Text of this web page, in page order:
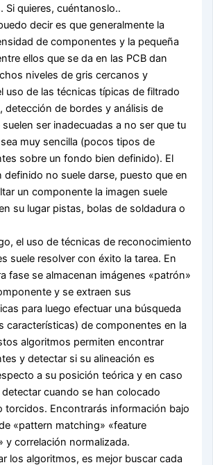
Si quieres, cuéntanoslo..
decir es que generalmente la
de componentes y la pequeña
ellos que se da en las PCB dan
niveles de gris cercanos y
uso de las técnicas típicas de filtrado
detección de bordes y análisis de
ser inadecuadas a no ser que tu
muy sencilla (pocos tipos de
sobre un fondo bien definido). El
definido no suele darse, puesto que en
un componente la imagen suele
su lugar pistas, bolas de soldadura o
el uso de técnicas de reconocimiento
suele resolver con éxito la tarea. En
fase se almacenan imágenes «patrón»
y se extraen sus
para luego efectuar una búsqueda
características) de componentes en la
algoritmos permiten encontrar
y detectar si su alineación es
a su posición teórica y en caso
detectar cuando se han colocado
torcidos. Encontrarás información bajo
«pattern matching» «feature
y correlación normalizada.
los algoritmos, es mejor buscar cada